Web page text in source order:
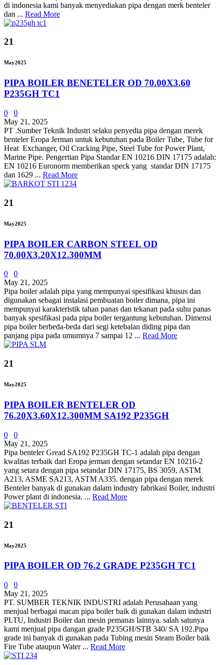
di indonesia kami banyak menyediakan pipa dengan merk benteler
dan ... Read More
21
May2025
PIPA BOILER BENETELER OD 70.00X3.60
P235GH TC1
0
0
May 21, 2025
PT .Sumber Teknik Industri selaku penyedia pipa dengan merek
benteler Eropa Jerman untuk kebutuhan pada Boiler Tube, Tube for
Heat Exchanger, Oil Cracking Pipe, Steel Tube for Power Plant,
Marine Pipe. Pengertian Pipa Standar EN 10216 DIN 17175 adalah:
EN 10216 Euronorm memberikan speck yang standar DIN 17175
dan 1629 ... Read More
21
May2025
PIPA BOILER CARBON STEEL OD
70.00X3.20X12.300MM
0
0
May 21, 2025
Pipa boiler adalah pipa yang mempunyai spesifikasi khusus dan
digunakan sebagai instalasi pembuatan boiler dimana, pipa ini
mempunyai karakteristik tahan panas dan tekanan pada suhu panas
banyak spesifikasi pada pipa boiler tergantung kebutuhan. Dimensi
pipa boiler berbeda-beda dari segi ketebalan diding pipa dan
panjang pipa pada umumnya 7 sampai 12 ... Read More
21
May2025
PIPA BOILER BENTELER OD
76.20X3.60X12.300MM SA192 P235GH
0
0
May 21, 2025
Pipa benteler Gread SA192 P235GH TC-1 adalah pipa dengan
kwalitas terbaik dari Eropa jerman dengan setandar EN 10216-2
yang setara dengan pipa setandar DIN 17175, BS 3059, ASTM
A213, ASME SA213, ASTM A335. dengan pipa dengan merek
Benteler banyak di gunakan dalam industry fabrikasi Boiler, industri
Power plant di indonesia. ... Read More
21
May2025
PIPA BOILER OD 76.2 GRADE P235GH TC1
0
0
May 21, 2025
PT. SUMBER TEKNIK INDUSTRI adalah Perusahaan yang
menjual berbagai macan pipa boiler baik di gunakan dalam industri
PLTU, Industri Boiler dan mesin pemanas lainnya. salah satunya
kami menjual pipa dangan grade P235GH/STB 340/ SA 192.Pipa
grade ini banyak di gunakan pada Tubing mesin Steam Boiler baik
Fire Tube ataupun Water ... Read More